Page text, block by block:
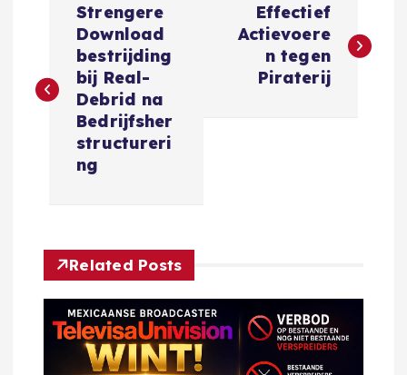
r
t
n
Strengere
Download
bestrijding
bij Real-
Debrid na
Bedrijfsher
structureri
ng
Effectief
Actievoere
n tegen
Piraterij
Related Posts